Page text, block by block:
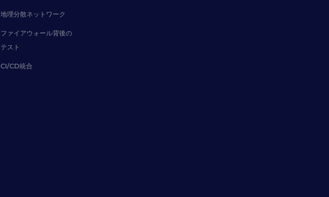
地理分散ネットワーク
ファイアウォール背後の
テスト
CI/CD統合